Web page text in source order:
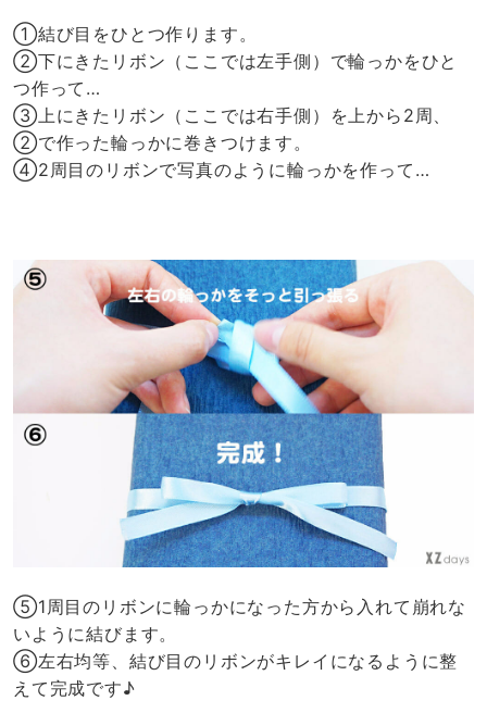
①結び目をひとつ作ります。
②下にきたリボン（ここでは左手側）で輪っかをひと
つ作って…
③上にきたリボン（ここでは右手側）を上から2周、
②で作った輪っかに巻きつけます。
④2周目のリボンで写真のように輪っかを作って…
⑤1周目のリボンに輪っかになった方から入れて崩れな
いように結びます。
⑥左右均等、結び目のリボンがキレイになるように整
えて完成です♪